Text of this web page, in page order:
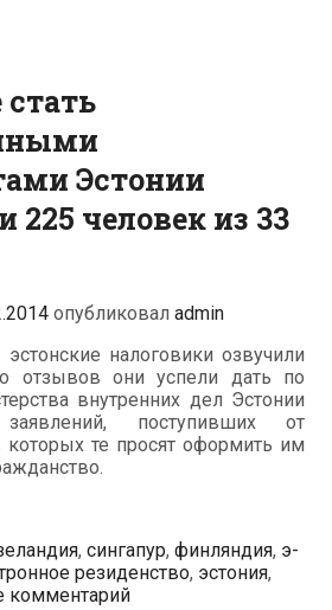
Эстонии
225 человек из 33
опубликовал admin
налоговики озвучили
отзывов они успели дать по
внутренних дел Эстонии
поступивших от
которых те просят оформить им
, сингапур, финляндия, э-
резиденство, эстония,
комментарий